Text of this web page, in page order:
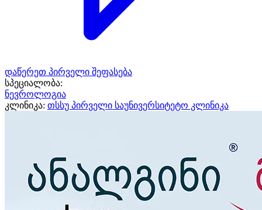
დაწერეთ პირველი შეფასება
სპეციალობა:
ნევროლოგია
კლინიკა: თსსუ პირველი საუნივერსიტეტო კლინიკა